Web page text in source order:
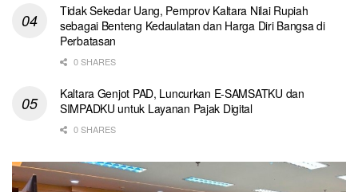
Tidak Sekedar Uang, Pemprov Kaltara Nilai Rupiah
sebagai Benteng Kedaulatan dan Harga Diri Bangsa di
Perbatasan
0 SHARES
Kaltara Genjot PAD, Luncurkan E-SAMSATKU dan
SIMPADKU untuk Layanan Pajak Digital
0 SHARES